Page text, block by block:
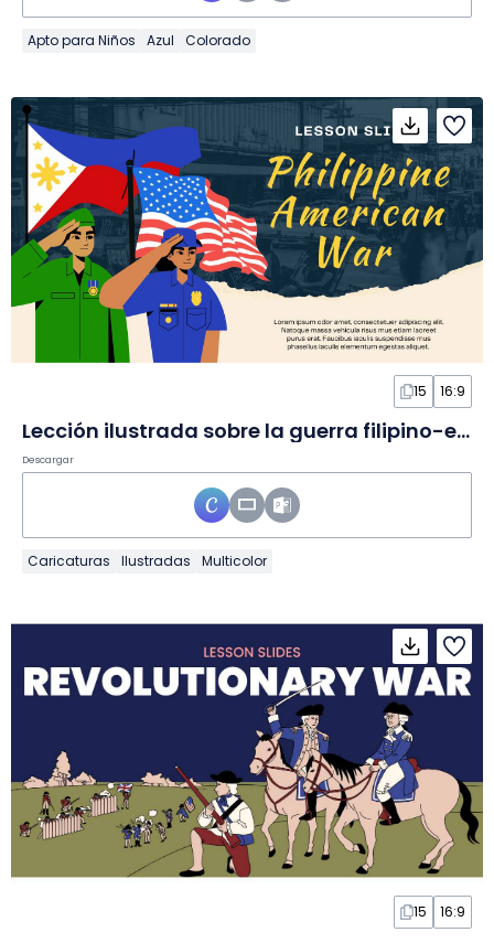
Apto para Niños Azul Colorado
15 16:9
Lección ilustrada sobre la guerra filipino-estadounidense en Diapositivas
Descargar
Caricaturas Ilustradas Multicolor
15 16:9